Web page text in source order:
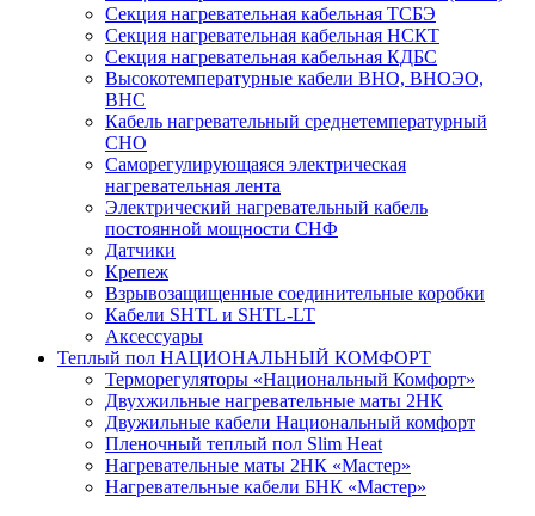
Секция нагревательная кабельная ТСБЭ
Секция нагревательная кабельная НСКТ
Секция нагревательная кабельная КДБС
Высокотемпературные кабели ВНО, ВНОЭО,
ВНС
Кабель нагревательный среднетемпературный
СНО
Саморегулирующаяся электрическая
нагревательная лента
Электрический нагревательный кабель
постоянной мощности СНФ
Датчики
Крепеж
Взрывозащищенные соединительные коробки
Кабели SHTL и SHTL-LT
Аксессуары
Теплый пол НАЦИОНАЛЬНЫЙ КОМФОРТ
Терморегуляторы «Национальный Комфорт»
Двухжильные нагревательные маты 2НК
Двужильные кабели Национальный комфорт
Пленочный теплый пол Slim Heat
Нагревательные маты 2НК «Мастер»
Нагревательные кабели БНК «Мастер»